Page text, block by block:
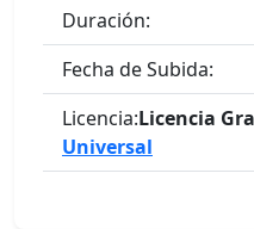
Duración:
Fecha de Subida:
Licencia:Licencia
Universal